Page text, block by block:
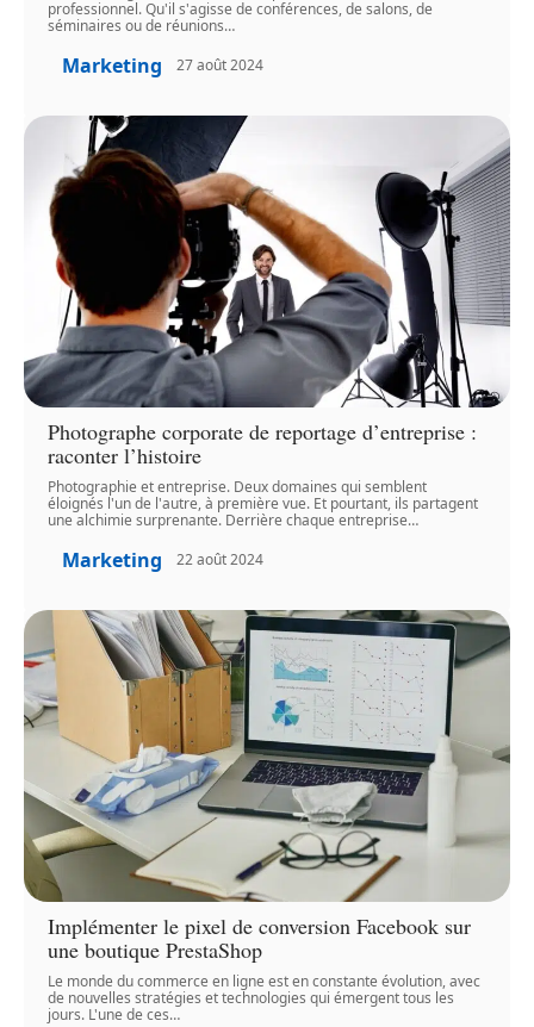
professionnel. Qu'il s'agisse de conférences, de salons, de
séminaires ou de réunions…
Marketing 27 août 2024
Photographe corporate de reportage d’entreprise :
raconter l’histoire
Photographie et entreprise. Deux domaines qui semblent
éloignés l'un de l'autre, à première vue. Et pourtant, ils partagent
une alchimie surprenante. Derrière chaque entreprise…
Marketing 22 août 2024
Implémenter le pixel de conversion Facebook sur
une boutique PrestaShop
Le monde du commerce en ligne est en constante évolution, avec
de nouvelles stratégies et technologies qui émergent tous les
jours. L'une de ces…